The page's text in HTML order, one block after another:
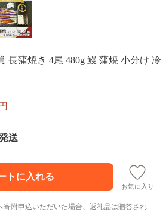
長蒲焼き 4尾 480g 鰻 蒲焼 小分け 冷
円
送
お気に入り
寄附申込いただいた場合、返礼品は贈答され